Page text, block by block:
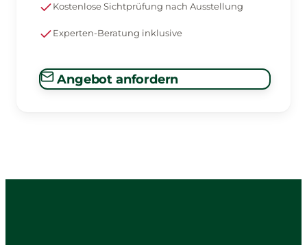
Kostenlose Sichtprüfung nach Ausstellung
Experten-Beratung inklusive
Angebot anfordern